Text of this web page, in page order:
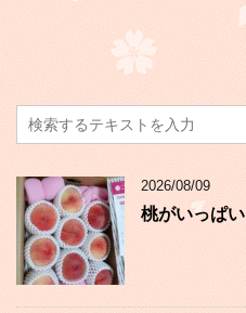
2026/08/09
桃がいっぱい